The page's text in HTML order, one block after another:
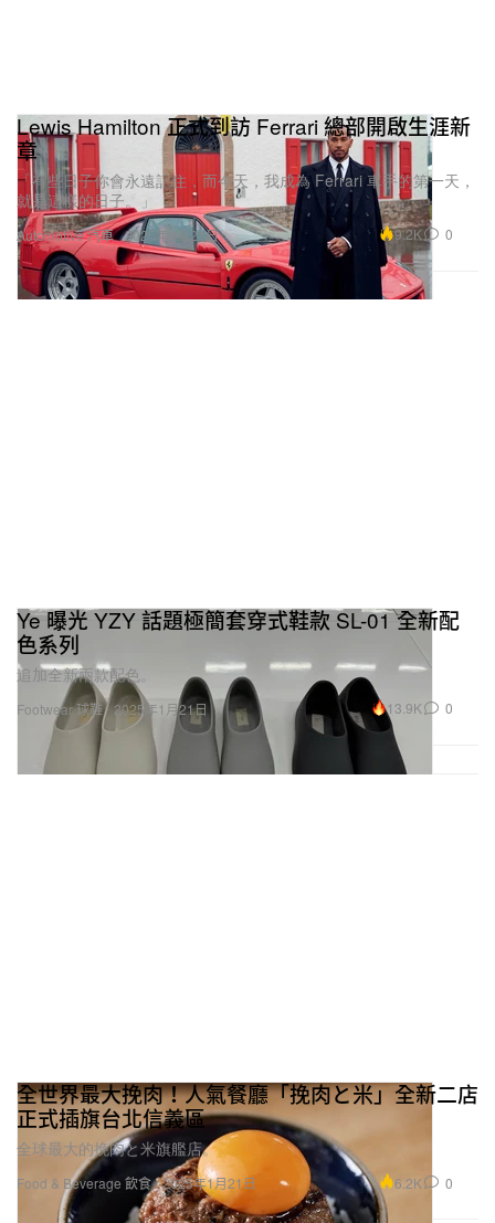
Automotive 汽車
Lewis Hamilton 正式到訪 Ferrari 總部開啟生涯新
章
「有些日子你會永遠記住，而今天，我成為 Ferrari 車手的第一天，
就是這樣的日子。」
2025年1月21日 9.2K 0
Footwear 球鞋
Ye 曝光 YZY 話題極簡套穿式鞋款 SL-01 全新配
色系列
追加全新兩款配色。
2025年1月21日 13.9K 0
Food & Beverage 飲食
全世界最大挽肉！人氣餐廳「挽肉と米」全新二店
正式插旗台北信義區
全球最大的挽肉と米旗艦店。
2025年1月21日 6.2K 0